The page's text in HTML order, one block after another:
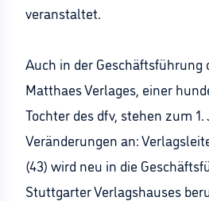
veranstaltet.
Auch in der Geschäftsführung
Matthaes Verlages, einer
Tochter des dfv, stehen zum 1.
Veränderungen an:
(43) wird neu in die
Stuttgarter Verlagshauses